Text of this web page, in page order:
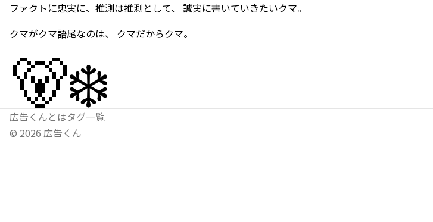
ファクトに忠実に、推測は推測として、 誠実に書いていきたいクマ。
クマがクマ語尾なのは、 クマだからクマ。
🐻‍❄️
広告くんとはタグ一覧
© 2026 広告くん